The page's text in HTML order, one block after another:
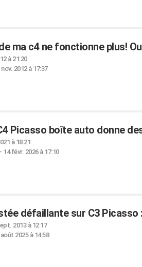
ma c4 ne fonctionne plus!
à 21:20
nov. 2012 à 17:37
Picasso boîte auto donne
à 18:21
14 févr. 2026 à 17:10
défaillante sur C3 Picasso
2013 à 12:17
2025 à 14:58